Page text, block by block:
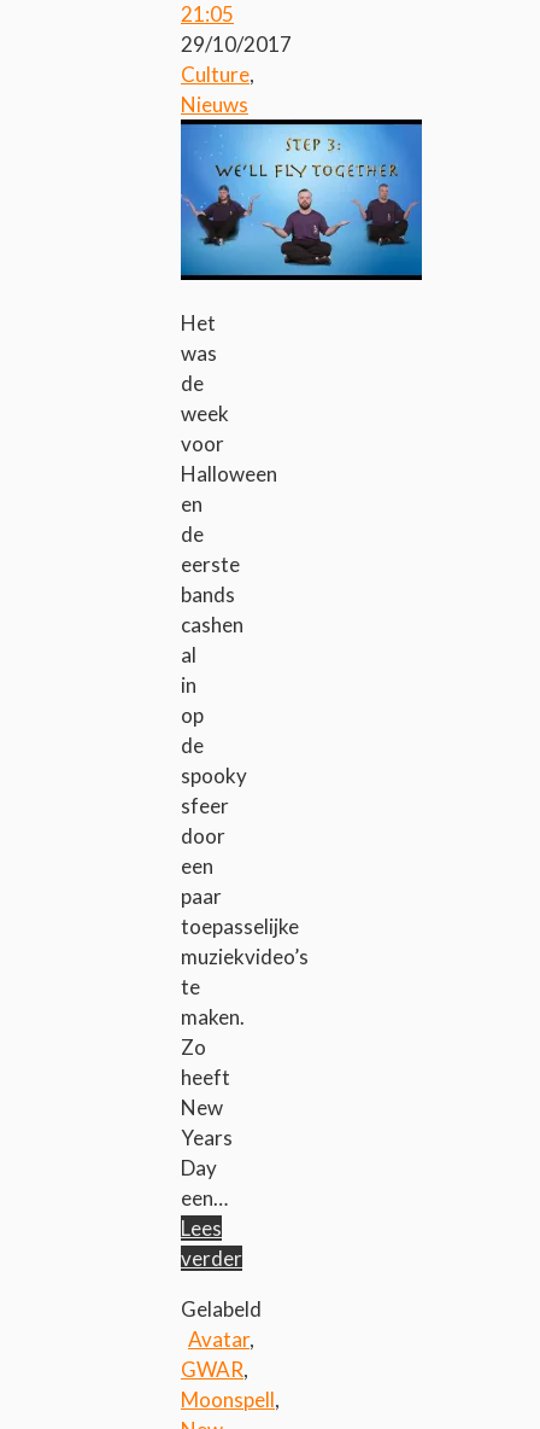
21:05
29/10/2017
Culture,
Nieuws
Het
was
de
week
voor
Halloween
en
de
eerste
bands
cashen
al
in
op
de
spooky
sfeer
door
een
paar
toepasselijke
muziekvideo’s
te
maken.
Zo
heeft
New
Years
Day
een…
Lees
verder
Gelabeld
Avatar,
GWAR,
Moonspell,